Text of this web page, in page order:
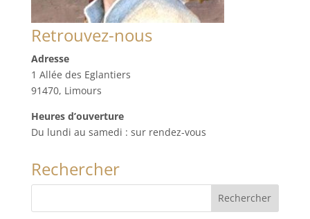
Retrouvez-nous
Adresse
1 Allée des Eglantiers
91470, Limours
Heures d’ouverture
Du lundi au samedi : sur rendez-vous
Rechercher